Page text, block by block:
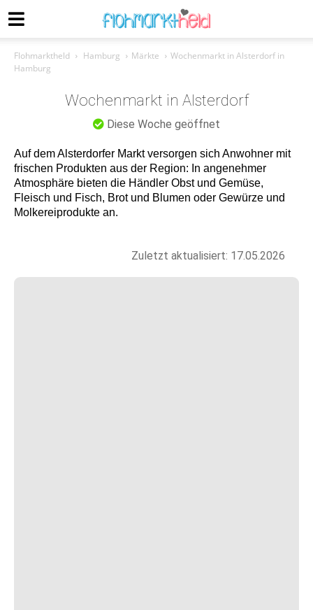
Flohmarktheld Hamburg Märkte
Wochenmarkt in Alsterdorf in
Hamburg
Wochenmarkt in Alsterdorf
Diese Woche geöffnet
Auf dem Alsterdorfer Markt versorgen sich Anwohner mit
frischen Produkten aus der Region: In angenehmer
Atmosphäre bieten die Händler Obst und Gemüse,
Fleisch und Fisch, Brot und Blumen oder Gewürze und
Molkereiprodukte an.
Zuletzt aktualisiert: 17.05.2026